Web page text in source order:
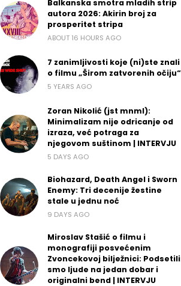
Balkanska smotra mladih strip
autora 2026: Akirin broj za
prosperitet stripa
ABOUT 16 HOURS AGO
7 zanimljivosti koje (ni)ste znali
o filmu „Širom zatvorenih očiju“
5 YEARS AGO
Zoran Nikolić (jst mnml):
Minimalizam nije odricanje od
izraza, već potraga za
njegovom suštinom | INTERVJU
5 DAYS AGO
Biohazard, Death Angel i Sworn
Enemy: Tri decenije žestine
stale u jednu noć
9 DAYS AGO
Miroslav Stašić o filmu i
monografiji posvećenim
Zvoncekovoj bilježnici: Podsetili
smo ljude na jedan dobar i
originalni bend | INTERVJU